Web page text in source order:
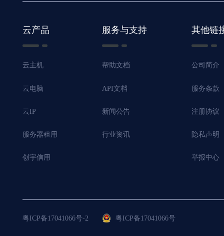
云产品
云主机
云电脑
云IP
服务器租用
创宇信用
服务与支持
帮助文档
API文档
新闻公告
行业资讯
其他链
公司简介
服务条款
注册协议
隐私声明
举报中心
粤ICP备17041066号-2 粤ICP备17041066号